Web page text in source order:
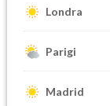
Londra
Parigi
Madrid